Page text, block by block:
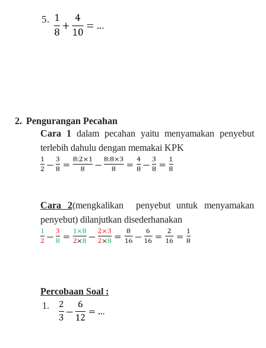
Pengurangan Pecahan
Cara 1
dalam pecahan yaitu menyamakan penyebut
terlebih dahulu dengan memakai KPK
Cara 2(mengkalikan
penyebut untuk menyamakan
penyebut) dilanjutkan disederhanakan
Percobaan Soal :